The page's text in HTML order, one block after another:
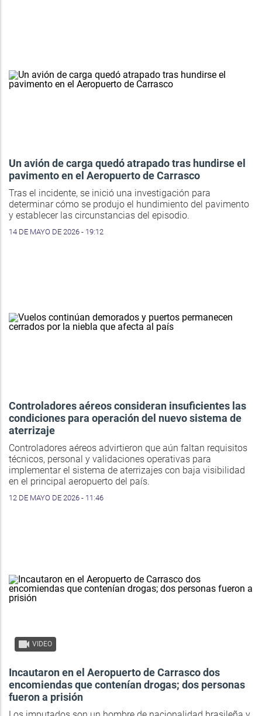
Un avión de carga quedó atrapado tras hundirse el
pavimento en el Aeropuerto de Carrasco
Tras el incidente, se inició una investigación para
determinar cómo se produjo el hundimiento del pavimento
y establecer las circunstancias del episodio.
14 DE MAYO DE 2026 - 19:12
Controladores aéreos consideran insuficientes las
condiciones para operación del nuevo sistema de
aterrizaje
Controladores aéreos advirtieron que aún faltan requisitos
técnicos, personal y validaciones operativas para
implementar el sistema de aterrizajes con baja visibilidad
en el principal aeropuerto del país.
12 DE MAYO DE 2026 - 11:46
VIDEO
Incautaron en el Aeropuerto de Carrasco dos
encomiendas que contenían drogas; dos personas
fueron a prisión